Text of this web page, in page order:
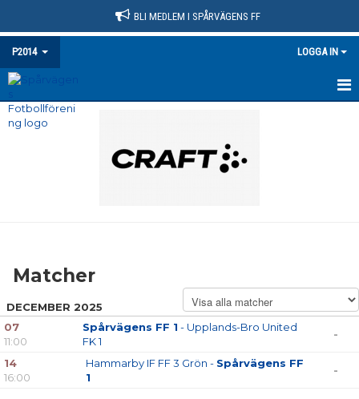
BLI MEDLEM I SPÅRVÄGENS FF
P2014 LOGGA IN
HEM
DOKUMENT
KONTAKT
Matcher
DECEMBER 2025
07
11:00
Spårvägens FF 1 - Upplands-Bro United
FK 1
-
14
16:00
Hammarby IF FF 3 Grön - Spårvägens FF
1
-